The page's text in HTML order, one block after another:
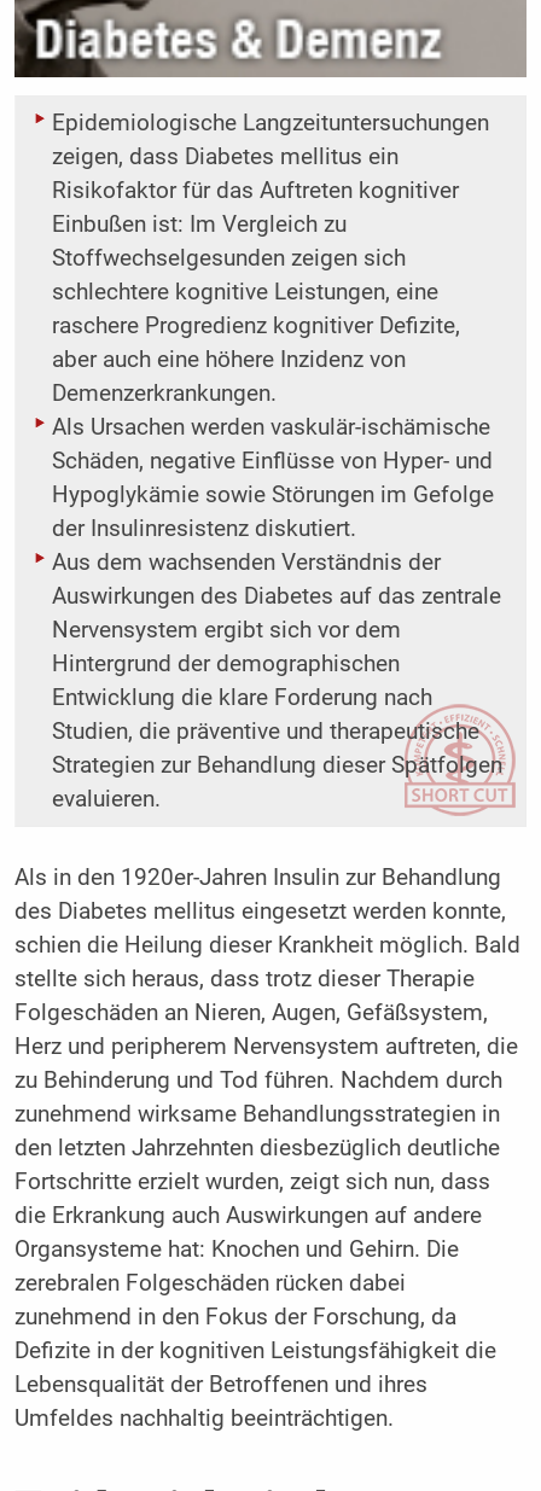
Epidemiologische Langzeituntersuchungen
zeigen, dass Diabetes mellitus ein
Risikofaktor für das Auftreten kognitiver
Einbußen ist: Im Vergleich zu
Stoffwechselgesunden zeigen sich
schlechtere kognitive Leistungen, eine
raschere Progredienz kognitiver Defizite,
aber auch eine höhere Inzidenz von
Demenzerkrankungen.
Als Ursachen werden vaskulär-ischämische
Schäden, negative Einflüsse von Hyper- und
Hypoglykämie sowie Störungen im Gefolge
der Insulinresistenz diskutiert.
Aus dem wachsenden Verständnis der
Auswirkungen des Diabetes auf das zentrale
Nervensystem ergibt sich vor dem
Hintergrund der demographischen
Entwicklung die klare Forderung nach
Studien, die präventive und therapeutische
Strategien zur Behandlung dieser Spätfolgen
evaluieren.
Als in den 1920er-Jahren Insulin zur Behandlung
des Diabetes mellitus eingesetzt werden konnte,
schien die Heilung dieser Krankheit möglich. Bald
stellte sich heraus, dass trotz dieser Therapie
Folgeschäden an Nieren, Augen, Gefäßsystem,
Herz und peripherem Nervensystem auftreten, die
zu Behinderung und Tod führen. Nachdem durch
zunehmend wirksame Behandlungsstrategien in
den letzten Jahrzehnten diesbezüglich deutliche
Fortschritte erzielt wurden, zeigt sich nun, dass
die Erkrankung auch Auswirkungen auf andere
Organsysteme hat: Knochen und Gehirn. Die
zerebralen Folgeschäden rücken dabei
zunehmend in den Fokus der Forschung, da
Defizite in der kognitiven Leistungsfähigkeit die
Lebensqualität der Betroffenen und ihres
Umfeldes nachhaltig beeinträchtigen.